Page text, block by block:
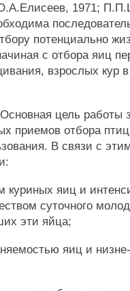
1971;
потенциально
с отбора яиц
взрослых кур в
цель работы
приемов отбора
В связи с
куриных яиц и
суточного
эти яйца;
яиц и